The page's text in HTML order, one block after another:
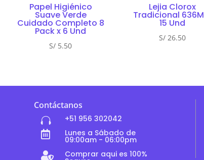
Papel Higiénico
Suave Verde
Cuidado Completo 8
Pack x 6 Und
S/ 5.50
Lejia Clorox
Tradicional
15 Und
S/ 26.50
Contáctanos
 +51 956 302042
 Lunes a Sábado de
09:00am - 06:00pm
 Comprar aqui es 100%